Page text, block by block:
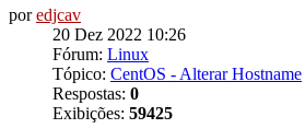
poredjcav
20 Dez 2022 10:26
Fórum: Linux
Tópico: CentOS - Alterar Hostname
Respostas: 0
Exibições: 59425